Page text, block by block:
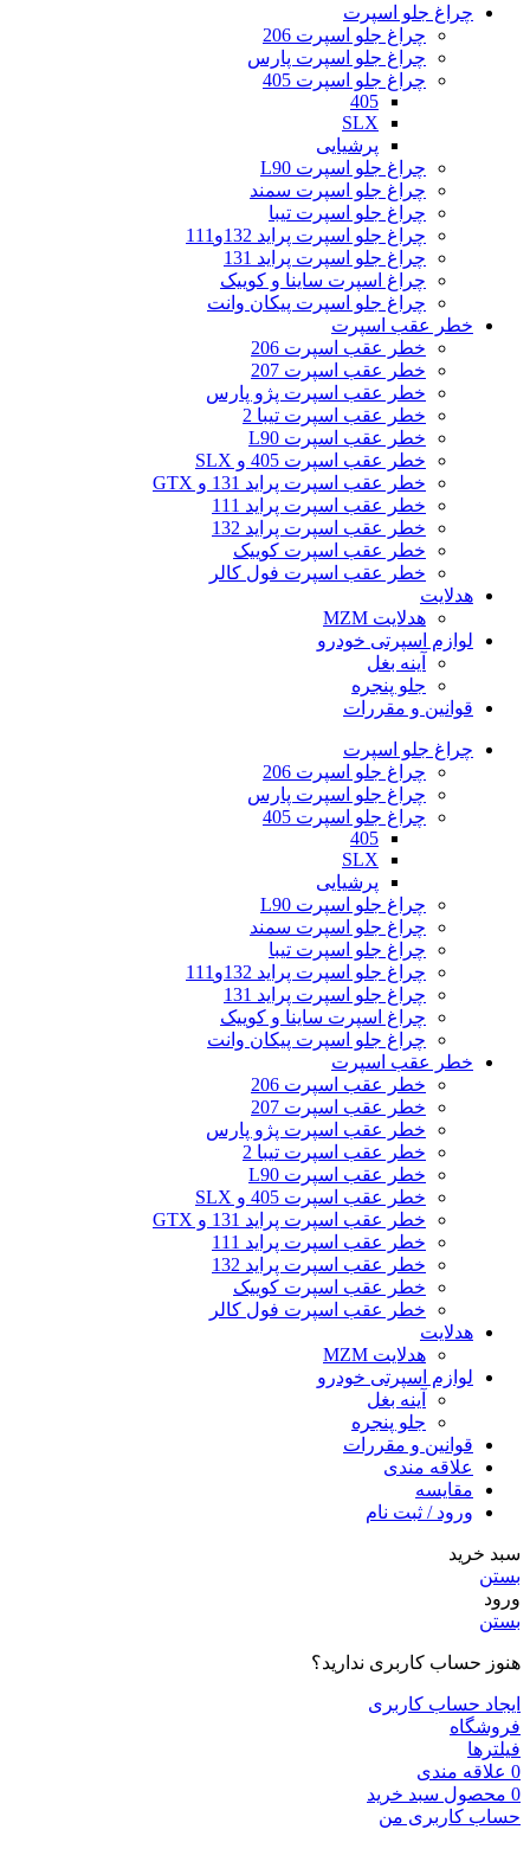
چراغ جلو اسپرت
چراغ جلو اسپرت 206
چراغ جلو اسپرت پارس
چراغ جلو اسپرت 405
405
SLX
پرشیایی
چراغ جلو اسپرت L90
چراغ جلو اسپرت سمند
چراغ جلو اسپرت تیبا
چراغ جلو اسپرت پراید 132و111
چراغ جلو اسپرت پراید 131
چراغ اسپرت ساینا و کوییک
چراغ جلو اسپرت پیکان وانت
خطر عقب اسپرت
خطر عقب اسپرت 206
خطر عقب اسپرت 207
خطر عقب اسپرت پژو پارس
خطر عقب اسپرت تیبا 2
خطر عقب اسپرت L90
خطر عقب اسپرت 405 و SLX
خطر عقب اسپرت پراید 131 و GTX
خطر عقب اسپرت پراید 111
خطر عقب اسپرت پراید 132
خطر عقب اسپرت کوییک
خطر عقب اسپرت فول کالر
هدلایت
هدلایت MZM
لوازم اسپرتی خودرو
آینه بغل
جلو پنجره
قوانین و مقررات
چراغ جلو اسپرت
چراغ جلو اسپرت 206
چراغ جلو اسپرت پارس
چراغ جلو اسپرت 405
405
SLX
پرشیایی
چراغ جلو اسپرت L90
چراغ جلو اسپرت سمند
چراغ جلو اسپرت تیبا
چراغ جلو اسپرت پراید 132و111
چراغ جلو اسپرت پراید 131
چراغ اسپرت ساینا و کوییک
چراغ جلو اسپرت پیکان وانت
خطر عقب اسپرت
خطر عقب اسپرت 206
خطر عقب اسپرت 207
خطر عقب اسپرت پژو پارس
خطر عقب اسپرت تیبا 2
خطر عقب اسپرت L90
خطر عقب اسپرت 405 و SLX
خطر عقب اسپرت پراید 131 و GTX
خطر عقب اسپرت پراید 111
خطر عقب اسپرت پراید 132
خطر عقب اسپرت کوییک
خطر عقب اسپرت فول کالر
هدلایت
هدلایت MZM
لوازم اسپرتی خودرو
آینه بغل
جلو پنجره
قوانین و مقررات
علاقه مندی
مقایسه
ورود / ثبت نام
سبد خرید
بستن
ورود
بستن
هنوز حساب کاربری ندارید؟
ایجاد حساب کاربری
فروشگاه
فیلترها
0 علاقه مندی
0 محصول سبد خرید
حساب کاربری من